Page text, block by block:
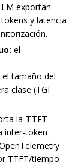
exportan
y latencia
el
tamaño del
clase (TGI
la TTFT
inter-token
TTFT/tiempo